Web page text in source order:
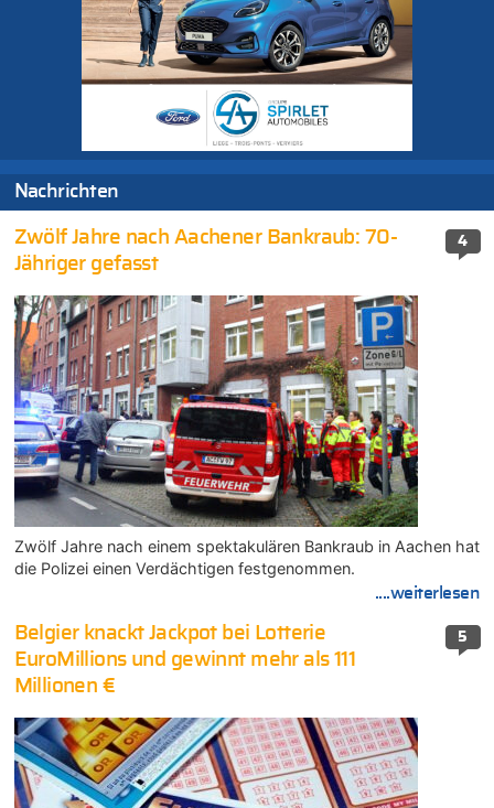
Nachrichten
4
Zwölf Jahre nach Aachener Bankraub: 70-
Jähriger gefasst
Zwölf Jahre nach einem spektakulären Bankraub in Aachen hat
die Polizei einen Verdächtigen festgenommen.
....weiterlesen
5
Belgier knackt Jackpot bei Lotterie
EuroMillions und gewinnt mehr als 111
Millionen €